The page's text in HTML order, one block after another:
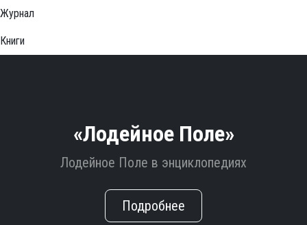
Журнал
Книги
«Лодейное Поле»
Лодейное Поле в энциклопедиях
Подробнее